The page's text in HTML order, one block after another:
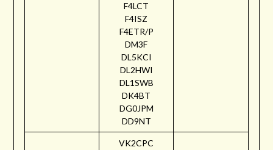
F4LCT
F4ISZ
F4ETR/P
DM3F
DL5KCI
DL2HWI
DL1SWB
DK4BT
DG0JPM
DD9NT
VK2CPC